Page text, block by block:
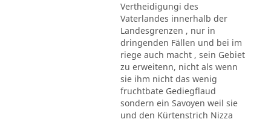
Vertheidigungi des
Vaterlandes innerhalb der
Landesgrenzen , nur in
dringenden Fällen und bei im
riege auch macht , sein Gebiet
zu erweitenn, nicht als wenn
sie ihm nicht das wenig
fruchtbate Gediegflaud
sondern ein Savoyen weil sie
und den Kürtenstrich Nizza